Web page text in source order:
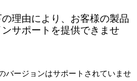
理由により、お客様の製品
サポートを提供できませ
バージョンはサポートされていませ